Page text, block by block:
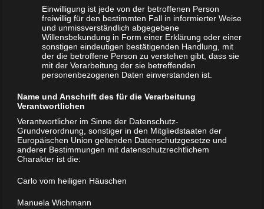
Einwilligung ist jede von der betroffenen Person
freiwillig für den bestimmten Fall in informierter Weise
und unmissverständlich abgegebene
Willensbekundung in Form einer Erklärung oder einer
sonstigen eindeutigen bestätigenden Handlung, mit
der die betroffene Person zu verstehen gibt, dass sie
mit der Verarbeitung der sie betreffenden
personenbezogenen Daten einverstanden ist.
Name und Anschrift des für die Verarbeitung
Verantwortlichen
Verantwortlicher im Sinne der Datenschutz-
Grundverordnung, sonstiger in den Mitgliedstaaten der
Europäischen Union geltenden Datenschutzgesetze und
anderer Bestimmungen mit datenschutzrechtlichem
Charakter ist die:
Carlo vom heiligen Häuschen
Manuela Wichmann